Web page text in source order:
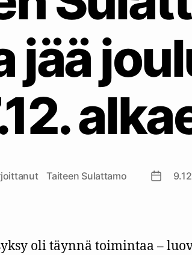
jää
Taiteen Sulattamo
oli täynnä toimintaa –